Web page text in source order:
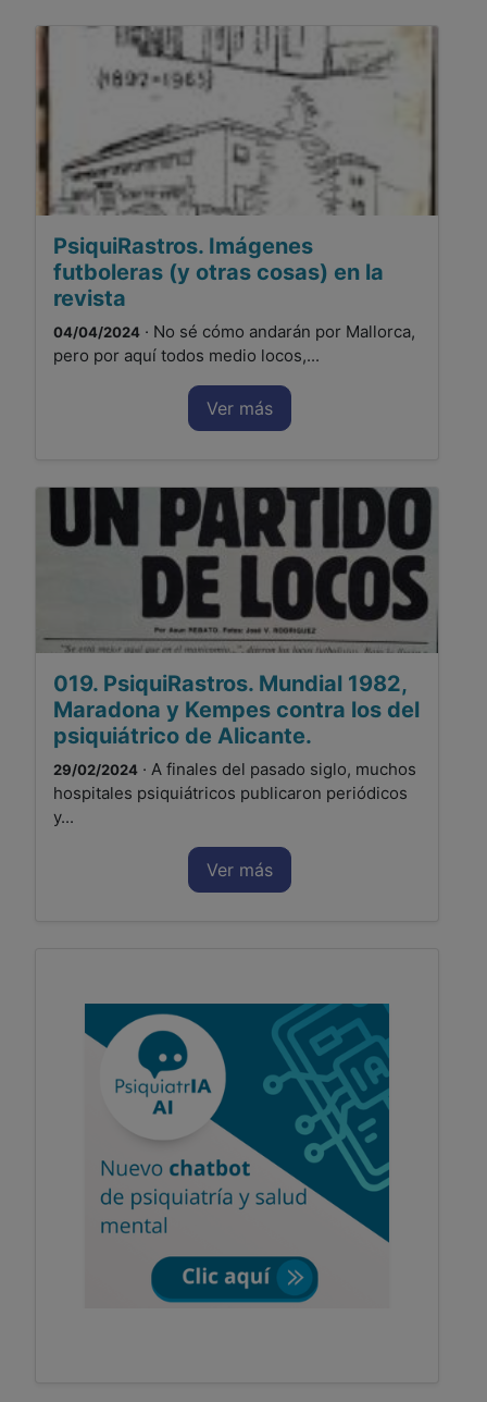
PsiquiRastros. Imágenes
futboleras (y otras cosas) en la
revista
04/04/2024 · No sé cómo andarán por Mallorca,
pero por aquí todos medio locos,...
Ver más
019. PsiquiRastros. Mundial 1982,
Maradona y Kempes contra los del
psiquiátrico de Alicante.
29/02/2024 · A finales del pasado siglo, muchos
hospitales psiquiátricos publicaron periódicos
y...
Ver más